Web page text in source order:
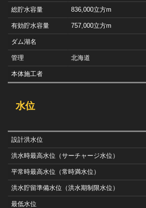
総貯水容量 836,000立方m
有効貯水容量 757,000立方m
ダム湖名
管理 北海道
本体施工者
水位
設計洪水位
洪水時最高水位（サーチャージ水位）
平常時最高水位（常時満水位）
洪水貯留準備水位（洪水期制限水位）
最低水位